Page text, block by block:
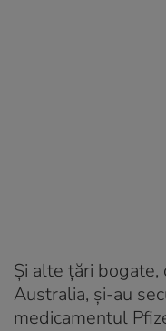
Și alte țări bogate,
Australia, și-au
medicamentul